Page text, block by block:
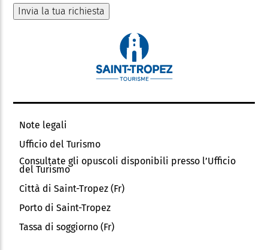
Note legali
Ufficio del Turismo
Consultate gli opuscoli disponibili presso l’Ufficio
del Turismo
Città di Saint-Tropez (Fr)
Porto di Saint-Tropez
Tassa di soggiorno (Fr)